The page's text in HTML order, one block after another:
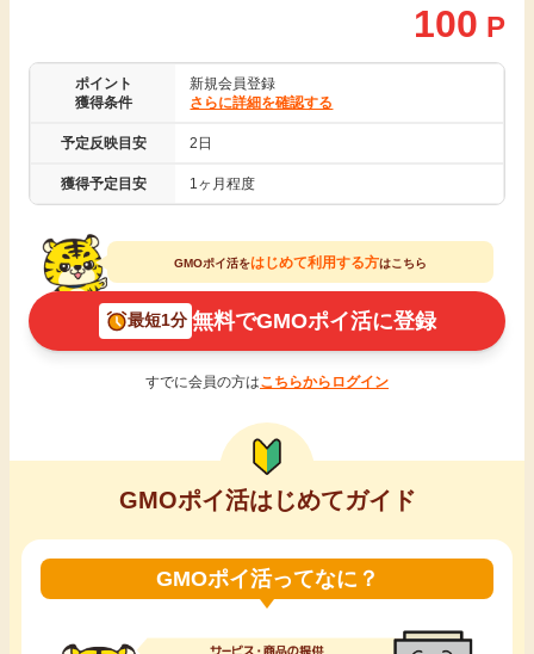
即日還元
アンケート
ゲーム
買い物
カード比較
暮らし
引っ越し
買取・査定
学び
進学・教育
月額有料サービス
家計の固定費
100 P
ポイント
獲得条件
新規会員登録
さらに詳細を確認する
予定反映目安 2日
獲得予定目安 1ヶ月程度
GMOポイ活をはじめて利用する方はこちら
最短1分 無料でGMOポイ活に登録
すでに会員の方はこちらからログイン
GMOポイ活はじめてガイド
GMOポイ活ってなに？